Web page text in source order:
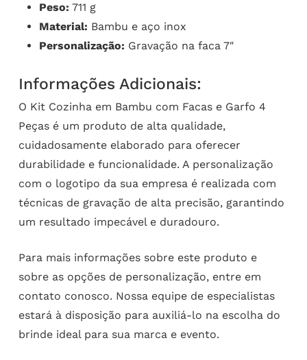
Peso: 711 g
Material: Bambu e aço inox
Personalização: Gravação na faca 7″
Informações Adicionais:
O Kit Cozinha em Bambu com Facas e Garfo 4
Peças é um produto de alta qualidade,
cuidadosamente elaborado para oferecer
durabilidade e funcionalidade. A personalização
com o logotipo da sua empresa é realizada com
técnicas de gravação de alta precisão, garantindo
um resultado impecável e duradouro.
Para mais informações sobre este produto e
sobre as opções de personalização, entre em
contato conosco. Nossa equipe de especialistas
estará à disposição para auxiliá-lo na escolha do
brinde ideal para sua marca e evento.